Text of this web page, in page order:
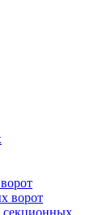
ворот
секционных